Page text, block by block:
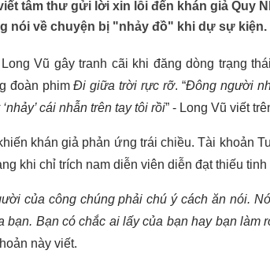
tâm thư gửi lời xin lỗi đến khán giả Quy
nói về chuyện bị "nhảy đồ" khi dự sự kiện.
Vũ gây tranh cãi khi đăng dòng trạng
đoàn phimĐi giữa trời rực rỡ. “Đông người
cái nhẫn trên tay tôi rồi” - Long Vũ viết
khán giả phản ứng trái chiều. Tài khoản
khi chỉ trích nam diễn viên diễn đạt thiếu tinh
của công chúng phải chú ý cách ăn nói.
bạn. Bạn có chắc ai lấy của bạn hay bạn
này viết.